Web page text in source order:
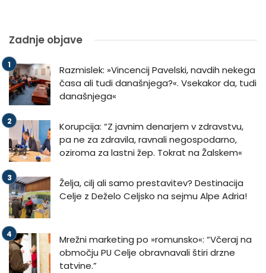
Zadnje objave
Razmislek: »Vincencij Pavelski, navdih nekega
časa ali tudi današnjega?«. Vsekakor da, tudi
današnjega«
Korupcija: “Z javnim denarjem v zdravstvu,
pa ne za zdravila, ravnali negospodarno,
oziroma za lastni žep. Tokrat na Žalskem«
Želja, cilj ali samo prestavitev? Destinacija
Celje z Deželo Celjsko na sejmu Alpe Adria!
Mrežni marketing po »romunsko«: “Včeraj na
območju PU Celje obravnavali štiri drzne
tatvine.”